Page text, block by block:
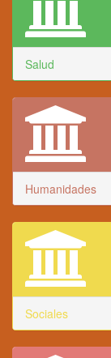
Salud
Humanidades
Sociales